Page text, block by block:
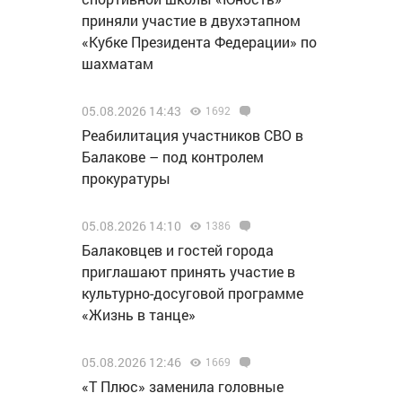
приняли участие в двухэтапном
«Кубке Президента Федерации» по
шахматам
05.08.2026 14:43 1692
Реабилитация участников СВО в
Балакове – под контролем
прокуратуры
05.08.2026 14:10 1386
Балаковцев и гостей города
приглашают принять участие в
культурно-досуговой программе
«Жизнь в танце»
05.08.2026 12:46 1669
«Т Плюс» заменила головные